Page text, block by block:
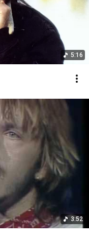
5:16
3:52